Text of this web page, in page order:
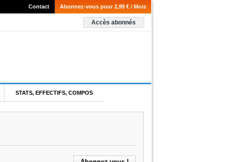
Abonnez-vous pour 2,99 € / Mois
Contact
Accès abonnés
STATS, EFFECTIFS, COMPOS